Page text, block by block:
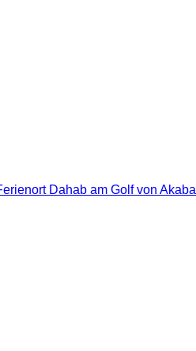
Dahab am Golf von Akaba